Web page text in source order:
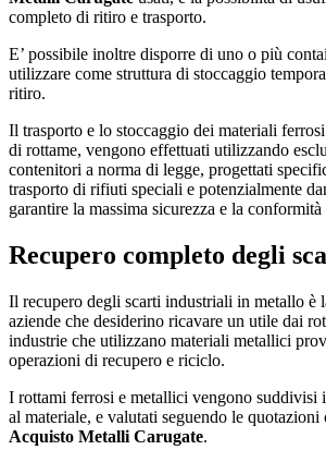
completo di ritiro e trasporto.
E’ possibile inoltre disporre di uno o più
utilizzare come struttura di stoccaggio
ritiro.
Il trasporto e lo stoccaggio dei materiali
di rottame, vengono effettuati utilizzando
contenitori a norma di legge, progettati
trasporto di rifiuti speciali e potenzialmente
garantire la massima sicurezza e la
Recupero completo degli
Il recupero degli scarti industriali in metallo è
aziende che desiderino ricavare un utile dai
industrie che utilizzano materiali metallici
operazioni di recupero e riciclo.
I rottami ferrosi e metallici vengono suddivisi
al materiale, e valutati seguendo le
Acquisto Metalli Carugate.